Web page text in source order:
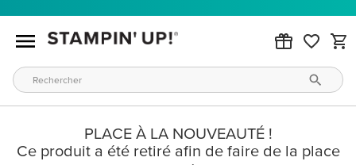
PLACE À LA NOUVEAUTÉ !
Ce produit a été retiré afin de faire de la place